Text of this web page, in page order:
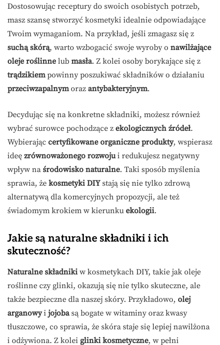
Dostosowując receptury do swoich osobistych potrzeb,
masz szansę stworzyć kosmetyki idealnie odpowiadające
Twoim wymaganiom. Na przykład, jeśli zmagasz się z
suchą skórą, warto wzbogacić swoje wyroby o nawilżające
oleje roślinne lub masła. Z kolei osoby borykające się z
trądzikiempowinny poszukiwać składników o działaniu
przeciwzapalnymoraz antybakteryjnym.
Decydując się na konkretne składniki, możesz również
wybrać surowce pochodzące z ekologicznych źródeł.
Wybierając certyfikowane organiczne produkty, wspierasz
ideę zrównoważonego rozwojui redukujesz negatywny
wpływ na środowisko naturalne. Taki sposób myślenia
sprawia, że kosmetyki DIYstają się nie tylko zdrową
alternatywą dla komercyjnych propozycji, ale też
świadomym krokiem w kierunku ekologii.
Jakie są naturalne składniki i ich
skuteczność?
Naturalne składniki w kosmetykach DIY, takie jak oleje
roślinne czy glinki, okazują się nie tylko skuteczne, ale
także bezpieczne dla naszej skóry. Przykładowo, olej
arganowyi jojobasą bogate w witaminy oraz kwasy
tłuszczowe, co sprawia, że skóra staje się lepiej nawilżona
i odżywiona. Z kolei glinki kosmetyczne, w pełni